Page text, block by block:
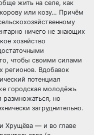
жить на селе, как
или козу… Причём
ничего не знающих
хозяйство
чтобы своими силами
регионов. Вдобавок
потенциал
городская молодёжь
размножаться, но
затруднительно.
Хрущёва — и во главе